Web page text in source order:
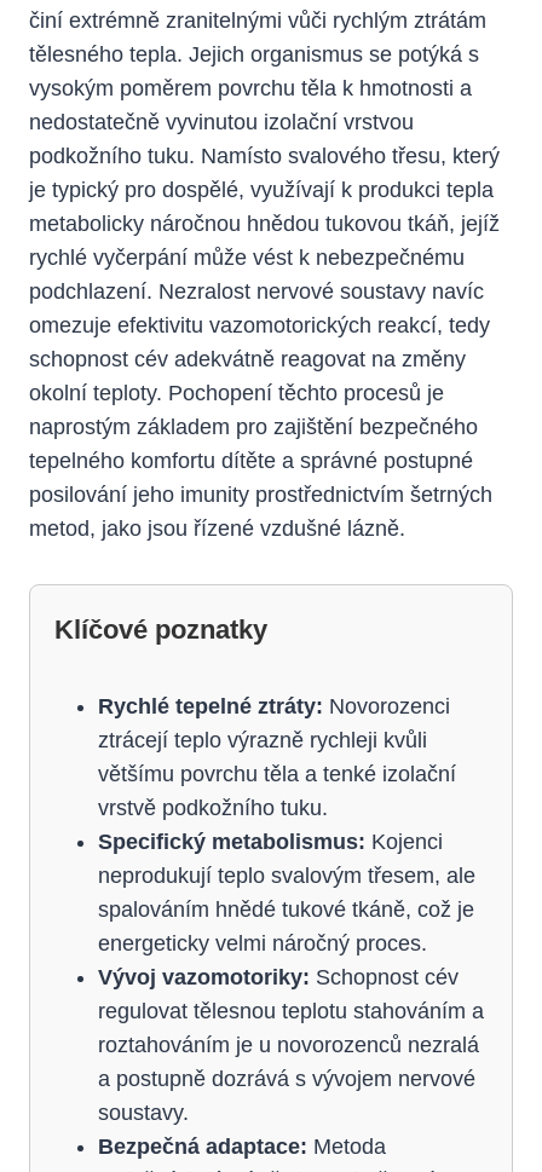
činí extrémně zranitelnými vůči rychlým ztrátám
tělesného tepla. Jejich organismus se potýká s
vysokým poměrem povrchu těla k hmotnosti a
nedostatečně vyvinutou izolační vrstvou
podkožního tuku. Namísto svalového třesu, který
je typický pro dospělé, využívají k produkci tepla
metabolicky náročnou hnědou tukovou tkáň, jejíž
rychlé vyčerpání může vést k nebezpečnému
podchlazení. Nezralost nervové soustavy navíc
omezuje efektivitu vazomotorických reakcí, tedy
schopnost cév adekvátně reagovat na změny
okolní teploty. Pochopení těchto procesů je
naprostým základem pro zajištění bezpečného
tepelného komfortu dítěte a správné postupné
posilování jeho imunity prostřednictvím šetrných
metod, jako jsou řízené vzdušné lázně.
Klíčové poznatky
Rychlé tepelné ztráty: Novorozenci
ztrácejí teplo výrazně rychleji kvůli
většímu povrchu těla a tenké izolační
vrstvě podkožního tuku.
Specifický metabolismus: Kojenci
neprodukují teplo svalovým třesem, ale
spalováním hnědé tukové tkáně, což je
energeticky velmi náročný proces.
Vývoj vazomotoriky: Schopnost cév
regulovat tělesnou teplotu stahováním a
roztahováním je u novorozenců nezralá
a postupně dozrává s vývojem nervové
soustavy.
Bezpečná adaptace: Metoda